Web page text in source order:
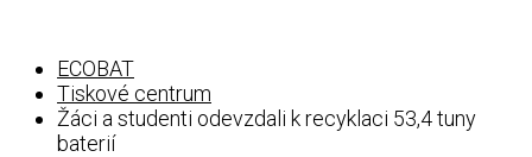
ECOBAT
Tiskové centrum
Žáci a studenti odevzdali k recyklaci 53,4 tuny
baterií